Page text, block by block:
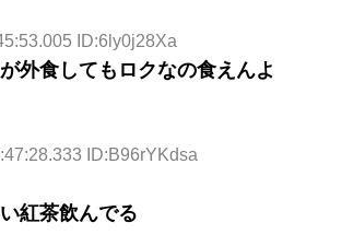
ID:6ly0j28Xa
外食してもロクなの食えんよ
ID:B96rYKdsa
紅茶飲んでる